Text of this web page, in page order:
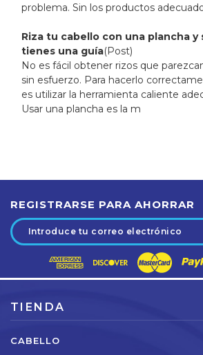
problema. Sin los productos
Riza tu cabello con una plancha
tienes una guía(Post)
No es fácil obtener rizos que
sin esfuerzo. Para hacerlo
es utilizar la herramienta caliente
Usar una plancha es la m
2
3
4
5
ORDENAR POR
REGISTRARSE PARA AHORRAR
Dirección
de
electrónico
TIENDA
CABELLO